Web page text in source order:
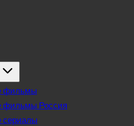
фильмы
фильмы Россия
сериалы